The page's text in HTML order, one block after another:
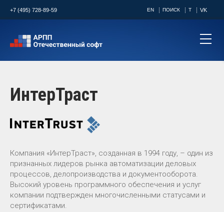
+7 (495) 728-89-59 EN ПОИСК T VK
ИнтерТраст
Компания «ИнтерТраст», созданная в 1994 году, – один из
признанных лидеров рынка автоматизации деловых
процессов, делопроизводства и документооборота.
Высокий уровень программного обеспечения и услуг
компании подтвержден многочисленными статусами и
сертификатами.